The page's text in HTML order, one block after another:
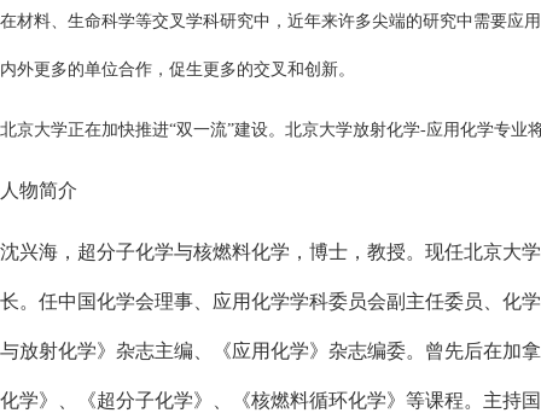
在材料、生命科学等交叉学科研究中，近年来许多尖端的研究中需要应
内外更多的单位合作，促生更多的交叉和创新。
北京大学正在加快推进“双一流”建设。北京大学放射化学-应用化学专
人物简介
沈兴海，超分子化学与核燃料化学，博士，教授。现任北京大
长。任中国化学会理事、应用化学学科委员会副主任委员、化
与放射化学》杂志主编、《应用化学》杂志编委。曾先后在加
化学》、《超分子化学》、《核燃料循环化学》等课程。主持